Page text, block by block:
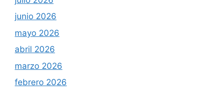
junio 2026
mayo 2026
abril 2026
marzo 2026
febrero 2026